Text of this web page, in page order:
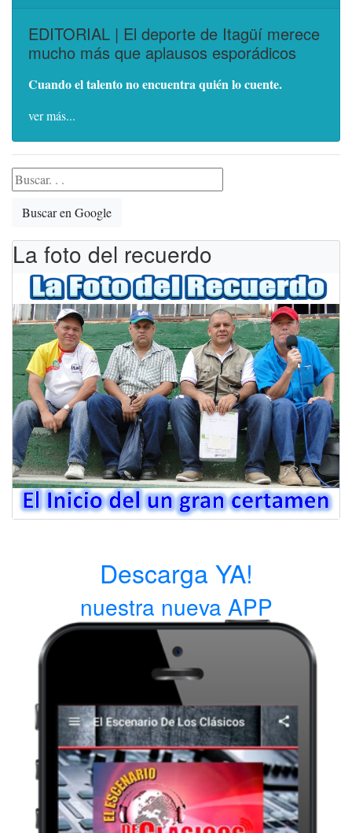
EDITORIAL | El deporte de Itagüí merece
mucho más que aplausos esporádicos
Cuando el talento no encuentra quién lo cuente.
ver más...
Buscar en Google
La foto del recuerdo
Descarga YA!
nuestra nueva APP